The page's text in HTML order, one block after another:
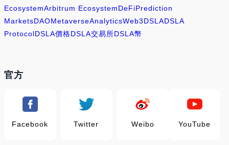
EcosystemArbitrum EcosystemDeFiPrediction
MarketsDAOMetaverseAnalyticsWeb3DSLADSLA
ProtocolDSLA價格DSLA交易所DSLA幣
官方
Facebook Twitter Weibo YouTube